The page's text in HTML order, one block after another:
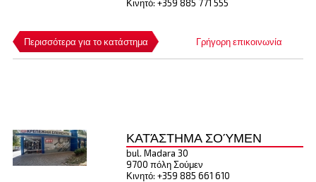
Περισσότερα για το κατάστημα Γρήγορη επικοινωνία
Κινητό: +359 885 771 555
ΚΑΤΆΣΤΗΜΑ ΣΟΎΜΕΝ
bul. Madara 30
9700 πόλη Σούμεν
Κινητό: +359 885 661 610